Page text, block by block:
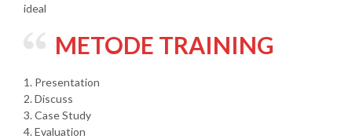
ideal
METODE TRAINING
1. Presentation
2. Discuss
3. Case Study
4. Evaluation